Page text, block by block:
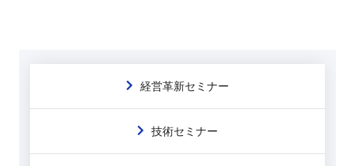
経営革新セミナー
技術セミナー